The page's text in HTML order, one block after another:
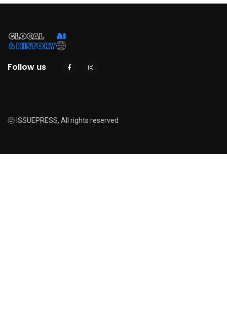
Follow us
ⓒ ISSUEPRESS, All rights reserved